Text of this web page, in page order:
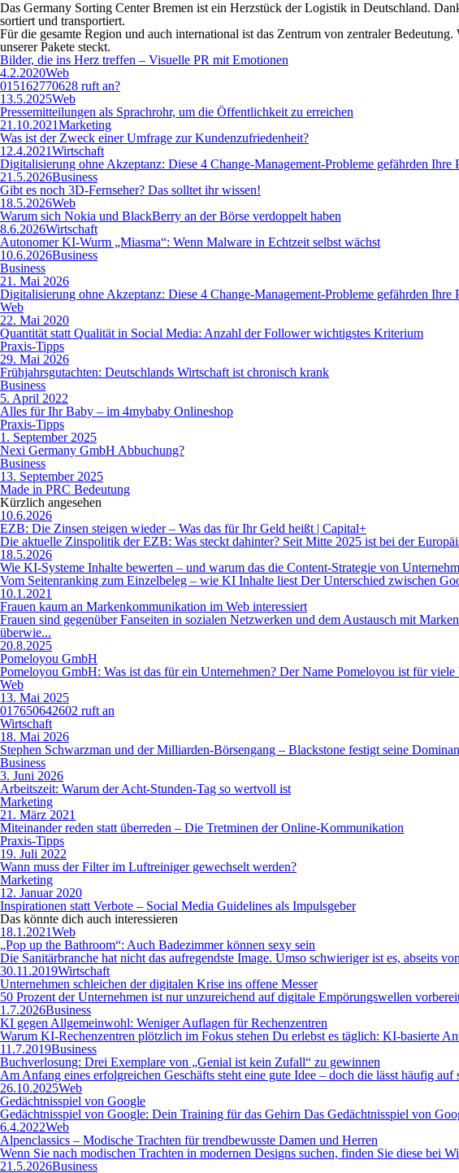
Das Germany Sorting Center Bremen ist ein Herzstück der Logistik in Deutschland.
sortiert und transportiert.
Für die gesamte Region und auch international ist das Zentrum von zentraler
unserer Pakete steckt.
Bilder, die ins Herz treffen – Visuelle PR mit Emotionen
4.2.2020Web
015162770628 ruft an?
13.5.2025Web
Pressemitteilungen als Sprachrohr, um die Öffentlichkeit zu erreichen
21.10.2021Marketing
Was ist der Zweck einer Umfrage zur Kundenzufriedenheit?
12.4.2021Wirtschaft
Digitalisierung ohne Akzeptanz: Diese 4 Change-Management-Probleme gefährden Ihre
21.5.2026Business
Gibt es noch 3D-Fernseher? Das solltet ihr wissen!
18.5.2026Web
Warum sich Nokia und BlackBerry an der Börse verdoppelt haben
8.6.2026Wirtschaft
Autonomer KI-Wurm „Miasma“: Wenn Malware in Echtzeit selbst wächst
10.6.2026Business
Business
21. Mai 2026
Digitalisierung ohne Akzeptanz: Diese 4 Change-Management-Probleme gefährden Ihre
Web
22. Mai 2020
Quantität statt Qualität in Social Media: Anzahl der Follower wichtigstes Kriterium
Praxis-Tipps
29. Mai 2026
Frühjahrsgutachten: Deutschlands Wirtschaft ist chronisch krank
Business
5. April 2022
Alles für Ihr Baby – im 4mybaby Onlineshop
Praxis-Tipps
1. September 2025
Nexi Germany GmbH Abbuchung?
Business
13. September 2025
Made in PRC Bedeutung
Kürzlich angesehen
10.6.2026
EZB: Die Zinsen steigen wieder – Was das für Ihr Geld heißt | Capital+
Die aktuelle Zinspolitik der EZB: Was steckt dahinter? Seit Mitte 2025 ist bei der
18.5.2026
Wie KI-Systeme Inhalte bewerten – und warum das die Content-Strategie von
Vom Seitenranking zum Einzelbeleg – wie KI Inhalte liest Der Unterschied zwischen
10.1.2021
Frauen kaum an Markenkommunikation im Web interessiert
Frauen sind gegenüber Fanseiten in sozialen Netzwerken und dem Austausch mit
überwie...
20.8.2025
Pomeloyou GmbH
Pomeloyou GmbH: Was ist das für ein Unternehmen? Der Name Pomeloyou ist für
Web
13. Mai 2025
017650642602 ruft an
Wirtschaft
18. Mai 2026
Stephen Schwarzman und der Milliarden-Börsengang – Blackstone festigt seine
Business
3. Juni 2026
Arbeitszeit: Warum der Acht-Stunden-Tag so wertvoll ist
Marketing
21. März 2021
Miteinander reden statt überreden – Die Tretminen der Online-Kommunikation
Praxis-Tipps
19. Juli 2022
Wann muss der Filter im Luftreiniger gewechselt werden?
Marketing
12. Januar 2020
Inspirationen statt Verbote – Social Media Guidelines als Impulsgeber
Das könnte dich auch interessieren
18.1.2021Web
„Pop up the Bathroom“: Auch Badezimmer können sexy sein
Die Sanitärbranche hat nicht das aufregendste Image. Umso schwieriger ist es, abseits
30.11.2019Wirtschaft
Unternehmen schleichen der digitalen Krise ins offene Messer
50 Prozent der Unternehmen ist nur unzureichend auf digitale Empörungswellen
1.7.2026Business
KI gegen Allgemeinwohl: Weniger Auflagen für Rechenzentren
Warum KI-Rechenzentren plötzlich im Fokus stehen Du erlebst es täglich: KI-basierte
11.7.2019Business
Buchverlosung: Drei Exemplare von „Genial ist kein Zufall“ zu gewinnen
Am Anfang eines erfolgreichen Geschäfts steht eine gute Idee – doch die lässt häufig
26.10.2025Web
Gedächtnisspiel von Google
Gedächtnisspiel von Google: Dein Training für das Gehirn Das Gedächtnisspiel von
6.4.2022Web
Alpenclassics – Modische Trachten für trendbewusste Damen und Herren
Wenn Sie nach modischen Trachten in modernen Designs suchen, finden Sie diese bei
21.5.2026Business